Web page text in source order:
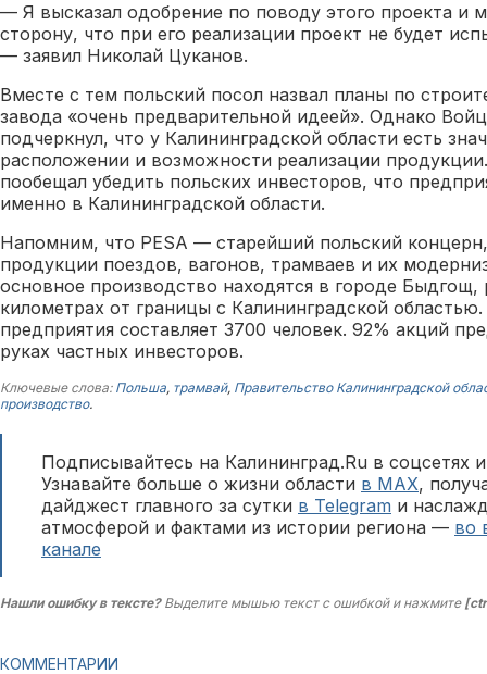
— Я высказал одобрение по поводу этого проекта и
сторону, что при его реализации проект не будет
— заявил Николай Цуканов.
Вместе с тем польский посол назвал планы по
завода «очень предварительной идеей». Однако
подчеркнул, что у Калининградской области есть
расположении и возможности реализации
пообещал убедить польских инвесторов, что
именно в Калининградской области.
Напомним, что PESA — старейший польский
продукции поездов, вагонов, трамваев и их
основное производство находятся в городе
километрах от границы с Калининградской
предприятия составляет 3700 человек. 92% акций
руках частных инвесторов.
Ключевые слова: Польша, трамвай, Правительство Калининградской
производство.
Подписывайтесь на Калининград.Ru в соцсетях
Узнавайте больше о жизни области в MAX,
дайджест главного за сутки в Telegram и
атмосферой и фактами из истории региона — во
канале
Нашли ошибку в тексте?Выделите мышью текст с ошибкой и нажмите
КОММЕНТАРИИ